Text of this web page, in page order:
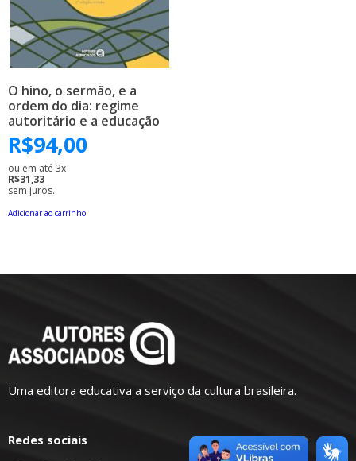
O hino, o sermão, e a
ordem do dia: regime
autoritário e a educação
no Brasil (1930-1945)
R$94,00
ou em até 3x
R$31,33
sem juros.
Adicionar ao carrinho
Uma editora educativa a serviço da cultura brasileira.
Redes sociais